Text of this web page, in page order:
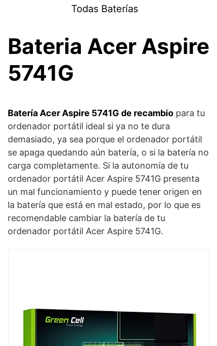
Todas Baterías
Bateria Acer Aspire
5741G
Batería Acer Aspire 5741G de recambio para tu
ordenador portátil ideal si ya no te dura
demasiado, ya sea porque el ordenador portátil
se apaga quedando aún batería, o si la batería no
carga completamente. Si la autonomía de tu
ordenador portátil Acer Aspire 5741G presenta
un mal funcionamiento y puede tener origen en
la batería que está en mal estado, por lo que es
recomendable cambiar la batería de tu
ordenador portátil Acer Aspire 5741G.